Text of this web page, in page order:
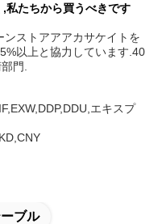
私たちから買うべきです
ストアアアカサケイトを
以上と協力しています.40
門.
エキスプ
ブル